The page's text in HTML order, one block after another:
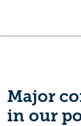
Major
in our